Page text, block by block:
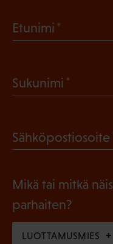
Etunimi
l
n
e
Sukunimi
k
l
i
Sähköpostiosoite
Mikä tai mitkä
parhaiten?
LUOTTAMUSMIES